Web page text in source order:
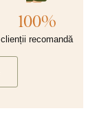
100%
clienții recomandă